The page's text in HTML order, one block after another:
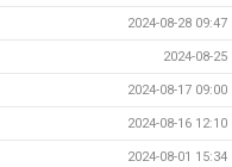
2024-08-28 09:47
2024-08-25
2024-08-17 09:00
2024-08-16 12:10
2024-08-01 15:34